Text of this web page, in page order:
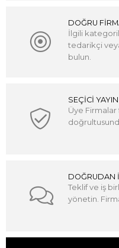
DOĞRU
İlgili
tedarikçi
bulun.
SEÇİCİ
Üye
DOĞRUDAN
Teklif ve iş
yönetin.